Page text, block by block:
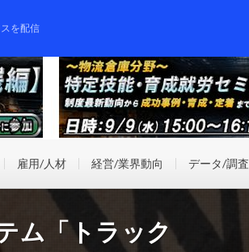
を配信
雇用/人材 経営/業界動向 データ/調査
ム「トラック